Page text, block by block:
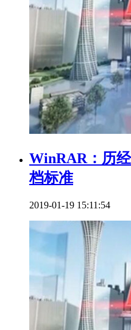
WinRAR：历
档标准
2019-01-19 15:11:54